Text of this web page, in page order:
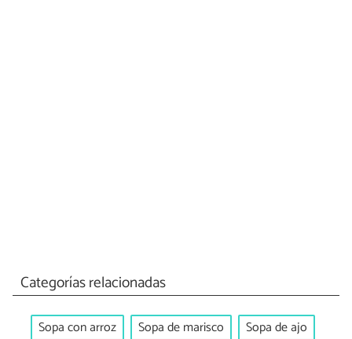
Categorías relacionadas
Sopa con arroz Sopa de marisco
Sopa de ajo